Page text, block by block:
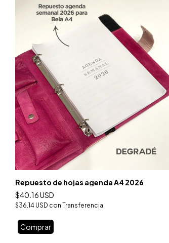
Repuesto de hojas agenda A4 2026
$40.16 USD
$36.14 USD con Transferencia